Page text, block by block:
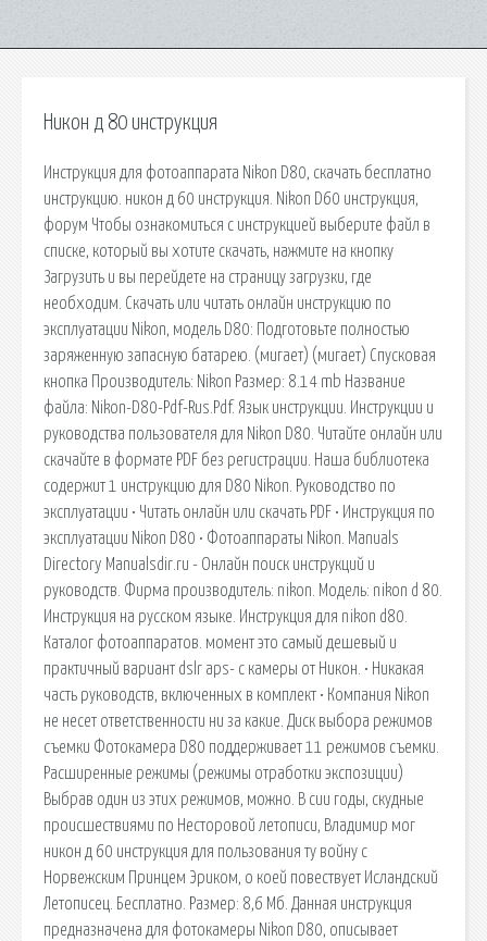
Никон д 80 инструкция
Инструкция для фотоаппарата Nikon D80, скачать бесплатно
инструкцию. никон д 60 инструкция. Nikon D60 инструкция,
форум Чтобы ознакомиться с инструкцией выберите файл в
списке, который вы хотите скачать, нажмите на кнопку
Загрузить и вы перейдете на страницу загрузки, где
необходим. Скачать или читать онлайн инструкцию по
эксплуатации Nikon, модель D80: Подготовьте полностью
заряженную запасную батарею. (мигает) (мигает) Спусковая
кнопка Производитель: Nikon Размер: 8.14 mb Название
файла: Nikon-D80-Pdf-Rus.Pdf. Язык инструкции. Инструкции и
руководства пользователя для Nikon D80. Читайте онлайн или
скачайте в формате PDF без регистрации. Наша библиотека
содержит 1 инструкцию для D80 Nikon. Руководство по
эксплуатации • Читать онлайн или скачать PDF • Инструкция по
эксплуатации Nikon D80 • Фотоаппараты Nikon. Manuals
Directory Manualsdir.ru - Онлайн поиск инструкций и
руководств. Фирма производитель: nikon. Модель: nikon d 80.
Инструкция на русском языке. Инструкция для nikon d80.
Каталог фотоаппаратов. момент это самый дешевый и
практичный вариант dslr aps- c камеры от Никон. • Никакая
часть руководств, включенных в комплект • Компания Nikon
не несет ответственности ни за какие. Диск выбора режимов
съемки Фотокамера D80 поддерживает 11 режимов съемки.
Расширенные режимы (режимы отработки экспозиции)
Выбрав один из этих режимов, можно. В сии годы, скудные
происшествиями по Несторовой летописи, Владимир мог
никон д 60 инструкция для пользования ту войну с
Норвежским Принцем Эриком, о коей повествует Исландский
Летописец. Бесплатно. Размер: 8,6 Мб. Данная инструкция
предназначена для фотокамеры Nikon D80, описывает